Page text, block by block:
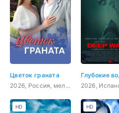
Цветок граната
2026, Россия, мелодрама
Глубокие
HD HD